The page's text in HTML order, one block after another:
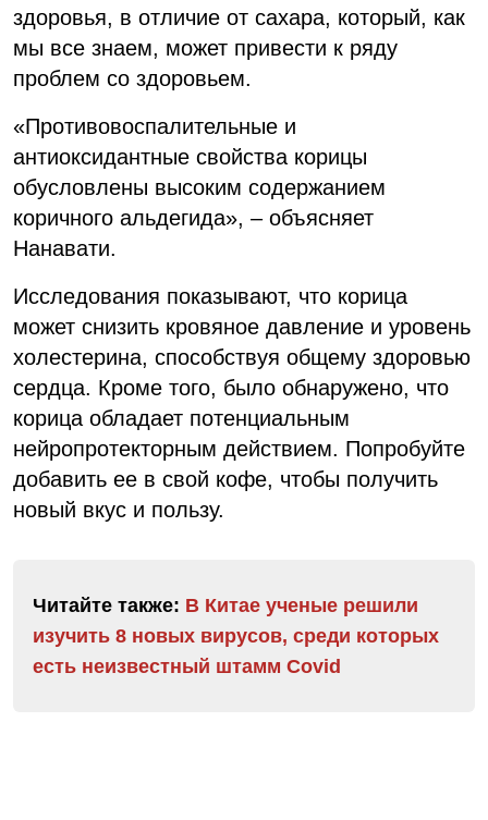
здоровья, в отличие от сахара, который, как
мы все знаем, может привести к ряду
проблем со здоровьем.
«Противовоспалительные и
антиоксидантные свойства корицы
обусловлены высоким содержанием
коричного альдегида», – объясняет
Нанавати.
Исследования показывают, что корица
может снизить кровяное давление и уровень
холестерина, способствуя общему здоровью
сердца. Кроме того, было обнаружено, что
корица обладает потенциальным
нейропротекторным действием. Попробуйте
добавить ее в свой кофе, чтобы получить
новый вкус и пользу.
Читайте также: В Китае ученые решили
изучить 8 новых вирусов, среди которых
есть неизвестный штамм Covid